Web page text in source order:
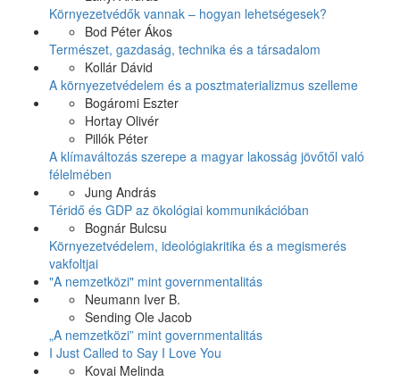
Környezetvédők vannak – hogyan lehetségesek?
Bod Péter Ákos
Természet, gazdaság, technika és a társadalom
Kollár Dávid
A környezetvédelem és a posztmaterializmus szelleme
Bogáromi Eszter
Hortay Olivér
Pillók Péter
A klímaváltozás szerepe a magyar lakosság jövőtől való
félelmében
Jung András
Téridő és GDP az ökológiai kommunikációban
Bognár Bulcsu
Környezetvédelem, ideológiakritika és a megismerés
vakfoltjai
"A nemzetközi" mint governmentalitás
Neumann Iver B.
Sending Ole Jacob
„A nemzetközi” mint governmentalitás
I Just Called to Say I Love You
Kovai Melinda